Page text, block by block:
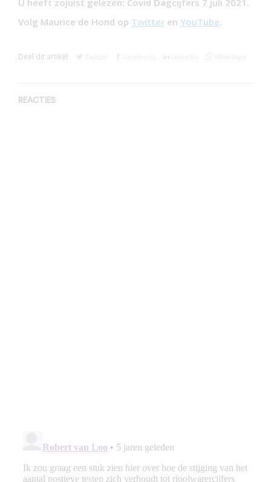
U heeft zojuist gelezen: Covid Dagcijfers 7 juli 2021.
Volg Maurice de Hond op Twitter en YouTube.
Deel dit artikel:
REACTIES